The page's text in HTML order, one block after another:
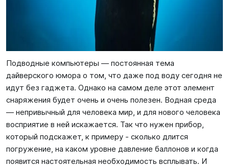
Подводные компьютеры — постоянная тема
дайверского юмора о том, что даже под воду сегодня не
идут без гаджета. Однако на самом деле этот элемент
снаряжения будет очень и очень полезен. Водная среда
— непривычный для человека мир, и для нового человека
восприятие в ней искажается. Так что нужен прибор,
который подскажет, к примеру - сколько длится
погружение, на каком уровне давление баллонов и когда
появится настоятельная необходимость всплывать. И